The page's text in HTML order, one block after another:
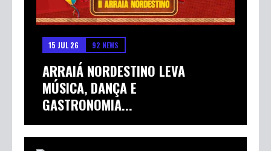
15 JUL 26 92 NEWS
ARRAIÁ NORDESTINO LEVA
MÚSICA, DANÇA E
GASTRONOMIA...